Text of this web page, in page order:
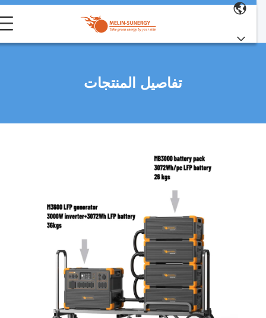
تفاصيل المنتجات